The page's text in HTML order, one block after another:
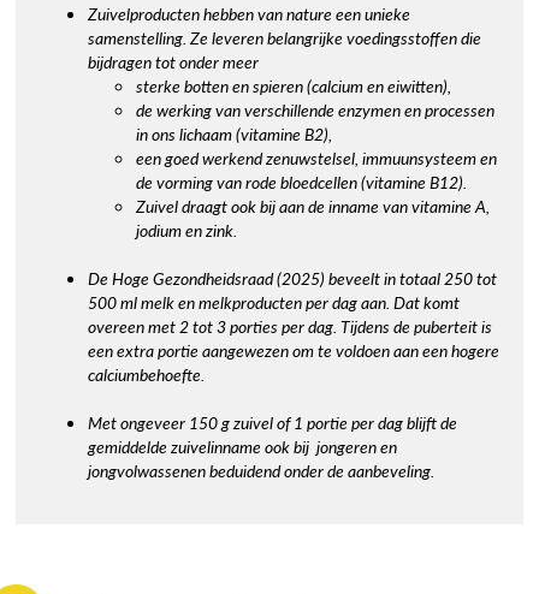
Zuivelproducten hebben van nature een unieke
samenstelling. Ze leveren belangrijke voedingsstoffen die
bijdragen tot onder meer
sterke botten en spieren (calcium en eiwitten),
de werking van verschillende enzymen en processen
in ons lichaam (vitamine B2),
een goed werkend zenuwstelsel, immuunsysteem en
de vorming van rode bloedcellen (vitamine B12).
Zuivel draagt ook bij aan de inname van vitamine A,
jodium en zink.
De Hoge Gezondheidsraad (2025) beveelt in totaal 250 tot
500 ml melk en melkproducten per dag aan. Dat komt
overeen met 2 tot 3 porties per dag. Tijdens de puberteit is
een extra portie aangewezen om te voldoen aan een hogere
calciumbehoefte.
Met ongeveer 150 g zuivel of 1 portie per dag blijft de
gemiddelde zuivelinname ook bij jongeren en
jongvolwassenen beduidend onder de aanbeveling.